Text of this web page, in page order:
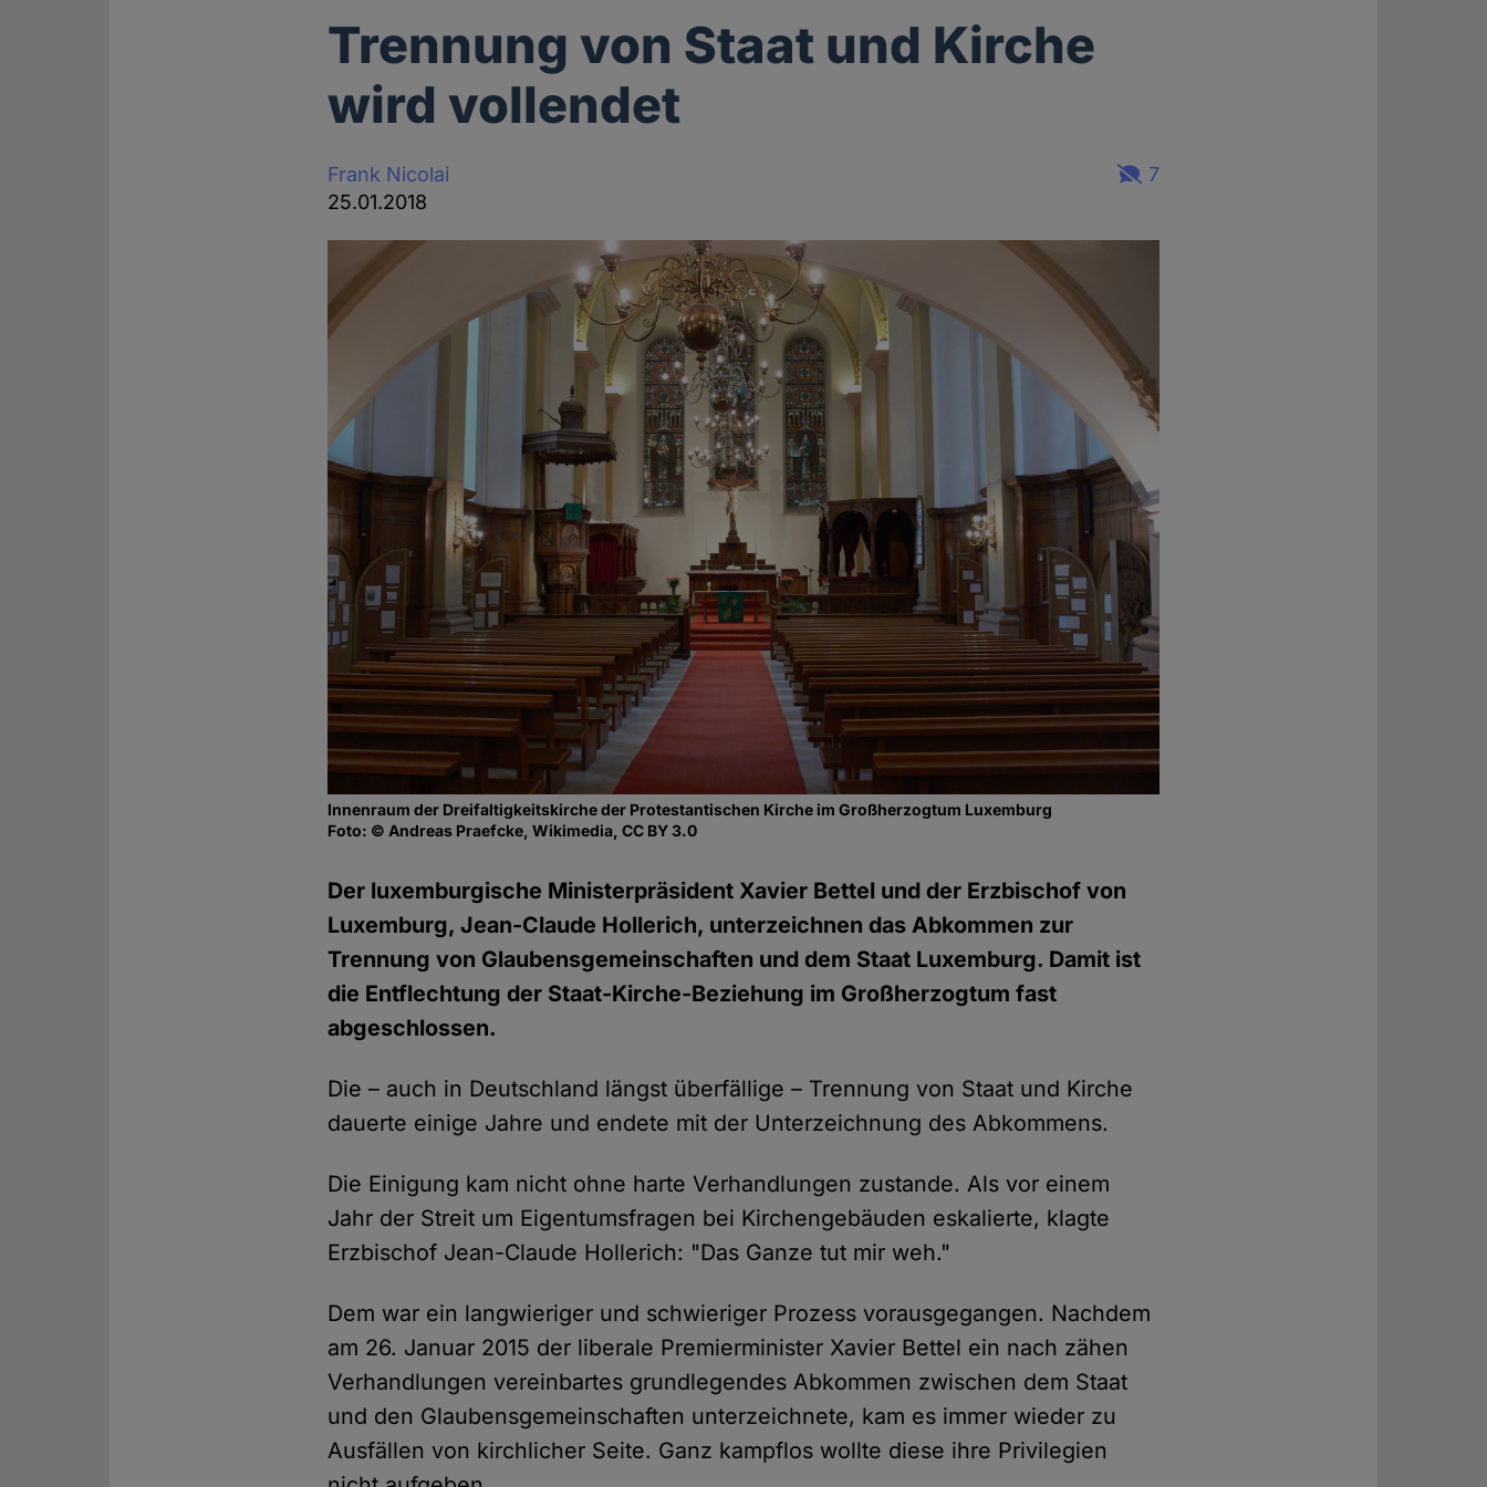
Trennung von Staat und Kirche
wird vollendet
Frank Nicolai
25.01.2018
7
Innenraum der Dreifaltigkeitskirche der Protestantischen Kirche im Großherzogtum Luxemburg
Foto: © Andreas Praefcke, Wikimedia, CC BY 3.0
Der luxemburgische Ministerpräsident Xavier Bettel und der Erzbischof von
Luxemburg, Jean-Claude Hollerich, unterzeichnen das Abkommen zur
Trennung von Glaubensgemeinschaften und dem Staat Luxemburg. Damit ist
die Entflechtung der Staat-Kirche-Beziehung im Großherzogtum fast
abgeschlossen.
Die – auch in Deutschland längst überfällige – Trennung von Staat und Kirche
dauerte einige Jahre und endete mit der Unterzeichnung des Abkommens.
Die Einigung kam nicht ohne harte Verhandlungen zustande. Als vor einem
Jahr der Streit um Eigentumsfragen bei Kirchengebäuden eskalierte, klagte
Erzbischof Jean-Claude Hollerich: "Das Ganze tut mir weh."
Dem war ein langwieriger und schwieriger Prozess vorausgegangen. Nachdem
am 26. Januar 2015 der liberale Premierminister Xavier Bettel ein nach zähen
Verhandlungen vereinbartes grundlegendes Abkommen zwischen dem Staat
und den Glaubensgemeinschaften unterzeichnete, kam es immer wieder zu
Ausfällen von kirchlicher Seite. Ganz kampflos wollte diese ihre Privilegien